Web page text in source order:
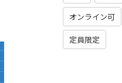
オンライン可
定員限定